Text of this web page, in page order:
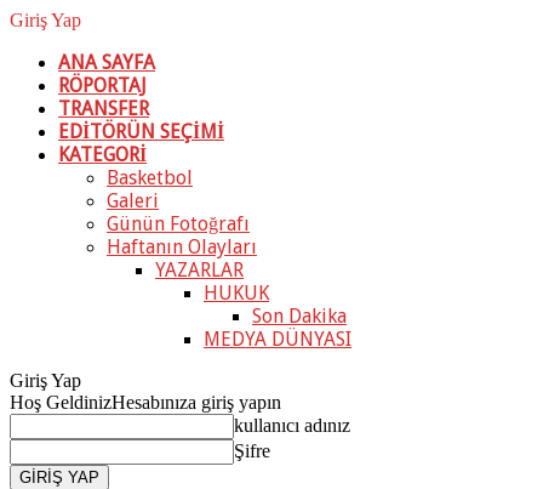
Giriş Yap
ANA SAYFA
RÖPORTAJ
TRANSFER
EDİTÖRÜN SEÇİMİ
KATEGORİ
Basketbol
Galeri
Günün Fotoğrafı
Haftanın Olayları
YAZARLAR
HUKUK
Son Dakika
MEDYA DÜNYASI
Giriş Yap
Hoş GeldinizHesabınıza giriş yapın
kullanıcı adınız
Şifre